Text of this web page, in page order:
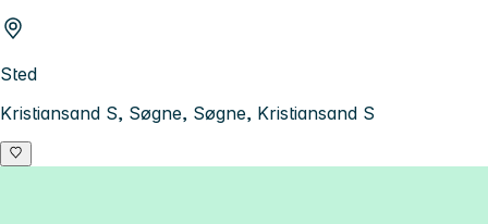
Sted
Kristiansand S, Søgne, Søgne, Kristiansand S